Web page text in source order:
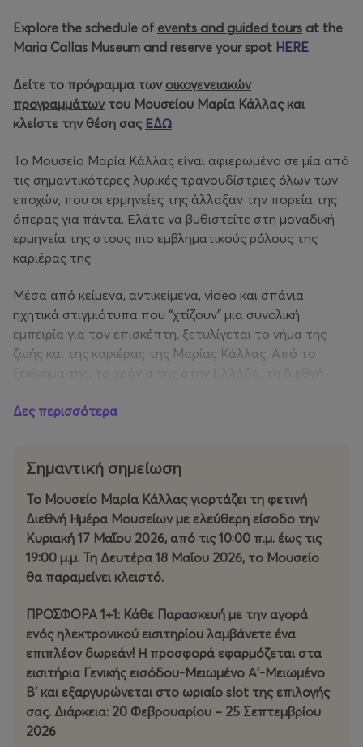
Explore the schedule of events and guided tours at the
Maria Callas Museum and reserve your spot HERE
Δείτε το πρόγραμμα των οικογενειακών
προγραμμάτωντου Μουσείου Μαρία Κάλλας και
κλείστε την θέση σας ΕΔΩ
Το Μουσείο Μαρία Κάλλας είναι αφιερωμένο σε μία από
τις σημαντικότερες λυρικές τραγουδίστριες όλων των
εποχών, που οι ερμηνείες της άλλαξαν την πορεία της
όπερας για πάντα. Ελάτε να βυθιστείτε στη μοναδική
ερμηνεία της στους πιο εμβληματικούς ρόλους της
καριέρας της.
Μέσα από κείμενα, αντικείμενα, video και σπάνια
ηχητικά στιγμιότυπα που “χτίζουν” μια συνολική
εμπειρία για τον επισκέπτη, ξετυλίγεται το νήμα της
ζωής και της καριέρας της Μαρίας Κάλλας. Από το
της ζωή, την προσωπικότητά της, τις στιγμές και τους
Δες περισσότερα
Σημαντική σημείωση
Το Μουσείο Μαρία Κάλλας γιορτάζει τη φετινή
Διεθνή Ημέρα Μουσείων με ελεύθερη είσοδο την
Κυριακή 17 Μαΐου 2026, από τις 10:00 π.μ. έως τις
19:00 μ.μ. Τη Δευτέρα 18 Μαΐου 2026, το Μουσείο
θα παραμείνει κλειστό.
ΠΡΟΣΦΟΡΑ 1+1: Κάθε Παρασκευή με την αγορά
ενός ηλεκτρονικού εισιτηρίου λαμβάνετε ένα
επιπλέον δωρεάν! Η προσφορά εφαρμόζεται στα
εισιτήρια Γενικής εισόδου-Μειωμένο Α'-Μειωμένο
Β' και εξαργυρώνεται στο ωριαίο slot της επιλογής
σας. Διάρκεια: 20 Φεβρουαρίου – 25 Σεπτεμβρίου
2026